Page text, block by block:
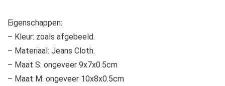
Eigenschappen:
– Kleur: zoals afgebeeld.
– Materiaal: Jeans Cloth.
– Maat S: ongeveer 9x7x0.5cm
– Maat M: ongeveer 10x8x0.5cm